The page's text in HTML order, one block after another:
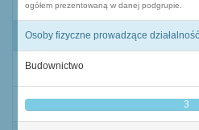
ogółem prezentowaną w danej podgrupie.
Osoby fizyczne prowadzące
Budownictwo
3